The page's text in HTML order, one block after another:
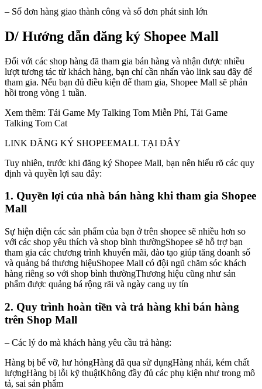
– Số đơn hàng giao thành công và số đơn phát sinh lớn
D/ Hướng dẫn đăng ký Shopee Mall
Đối với các shop hàng đã tham gia bán hàng và nhận được nhiều
lượt tương tác từ khách hàng, bạn chỉ cần nhấn vào link sau đây để
tham gia. Nếu bạn đủ điều kiện để tham gia, Shopee Mall sẽ phản
hồi trong vòng 1 tuần.
Xem thêm: Tải Game My Talking Tom Miễn Phí, Tải Game
Talking Tom Cat
LINK ĐĂNG KÝ SHOPEEMALL TẠI ĐÂY
Tuy nhiên, trước khi đăng ký Shopee Mall, bạn nên hiểu rõ các quy
định và quyền lợi sau đây:
1. Quyền lợi của nhà bán hàng khi tham gia Shopee
Mall
Sự hiện diện các sản phẩm của bạn ở trên shopee sẽ nhiều hơn so
với các shop yêu thích và shop bình thườngShopee sẽ hỗ trợ bạn
tham gia các chương trình khuyến mãi, đào tạo giúp tăng doanh số
và quảng bá thương hiệuShopee Mall có đội ngũ chăm sóc khách
hàng riêng so với shop bình thườngThương hiệu cũng như sản
phẩm được quảng bá rộng rãi và ngày cang uy tín
2. Quy trình hoàn tiền và trả hàng khi bán hàng
trên Shop Mall
– Các lý do mà khách hàng yêu cầu trả hàng:
Hàng bị bể vỡ, hư hỏngHàng đã qua sử dụngHàng nhái, kém chất
lượngHàng bị lỗi kỹ thuậtKhông đầy đủ các phụ kiện như trong mô
tả, sai sản phẩm